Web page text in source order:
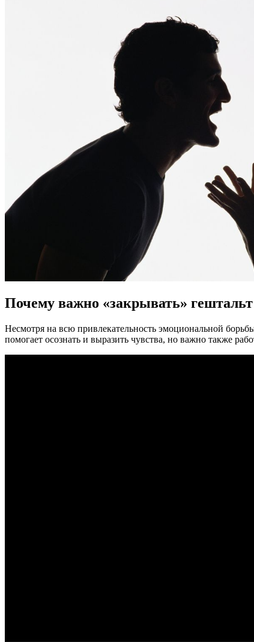
Почему важно «закрывать» гештальт
Несмотря на всю привлекательность эмоциональной
помогает осознать и выразить чувства, но важно также